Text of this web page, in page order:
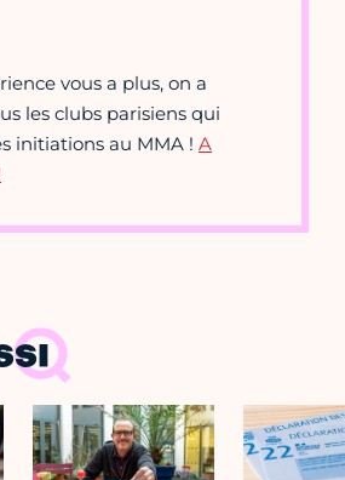
vous a plus, on a
les clubs parisiens qui
initiations au MMA ! A